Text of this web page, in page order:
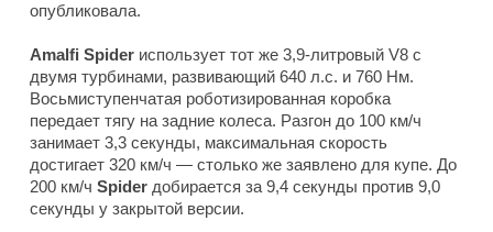
опубликовала.
Amalfi Spider использует тот же 3,9-литровый V8 с
двумя турбинами, развивающий 640 л.с. и 760 Нм.
Восьмиступенчатая роботизированная коробка
передает тягу на задние колеса. Разгон до 100 км/ч
занимает 3,3 секунды, максимальная скорость
достигает 320 км/ч — столько же заявлено для купе. До
200 км/ч Spider добирается за 9,4 секунды против 9,0
секунды у закрытой версии.